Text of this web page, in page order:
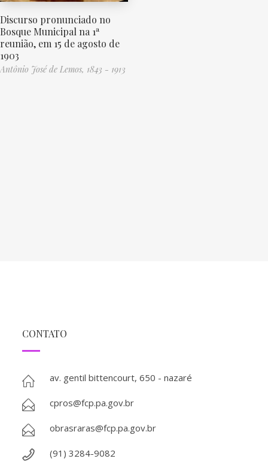
Discurso pronunciado no
Bosque Municipal na 1ª
reunião, em 15 de agosto de
1903
Antônio José de Lemos, 1843 - 1913
CONTATO
av. gentil bittencourt, 650 - nazaré
cpros@fcp.pa.gov.br
obrasraras@fcp.pa.gov.br
(91) 3284-9082